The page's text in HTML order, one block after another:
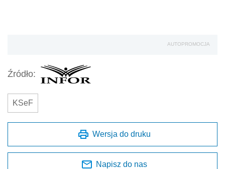
AUTOPROMOCJA
Źródło:
KSeF
Wersja do druku
Napisz do nas